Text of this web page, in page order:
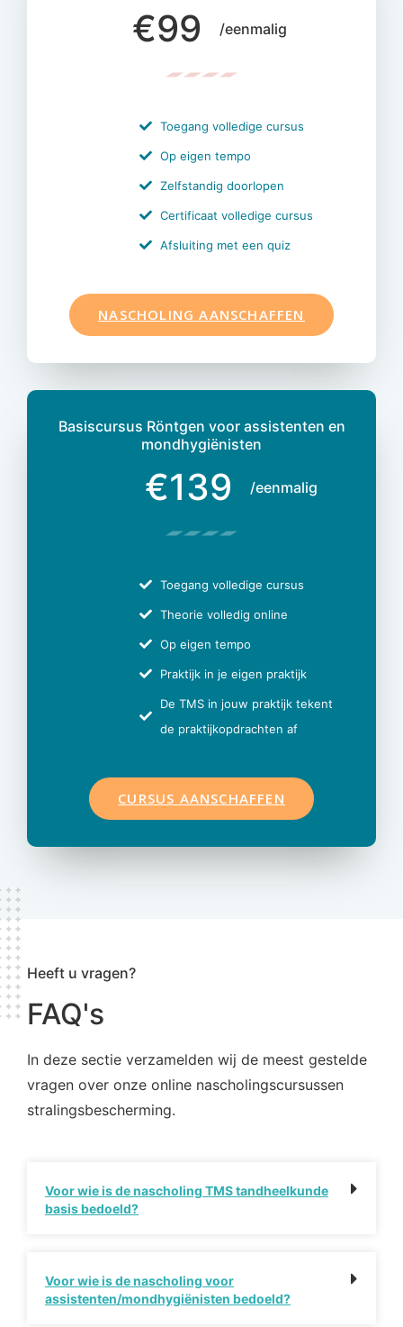
€99 /eenmalig
Toegang volledige cursus
Op eigen tempo
Zelfstandig doorlopen
Certificaat volledige cursus
Afsluiting met een quiz
NASCHOLING AANSCHAFFEN
Basiscursus Röntgen voor assistenten en
mondhygiënisten
€139 /eenmalig
Toegang volledige cursus
Theorie volledig online
Op eigen tempo
Praktijk in je eigen praktijk
De TMS in jouw praktijk tekent
de praktijkopdrachten af
CURSUS AANSCHAFFEN
Heeft u vragen?
FAQ's
In deze sectie verzamelden wij de meest gestelde
vragen over onze online nascholingscursussen
stralingsbescherming.
Voor wie is de nascholing TMS tandheelkunde
basis bedoeld?
Voor wie is de nascholing voor
assistenten/mondhygiënisten bedoeld?